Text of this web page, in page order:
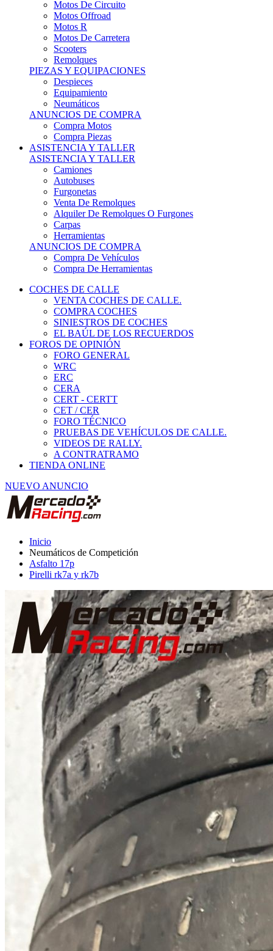
Motos R
Motos De Carretera
Scooters
Remolques
PIEZAS Y EQUIPACIONES
Despieces
Equipamiento
Neumáticos
ANUNCIOS DE COMPRA
Compra Motos
Compra Piezas
ASISTENCIA Y TALLER
ASISTENCIA Y TALLER
Camiones
Autobuses
Furgonetas
Venta De Remolques
Alquiler De Remolques O Furgones
Carpas
Herramientas
ANUNCIOS DE COMPRA
Compra De Vehículos
Compra De Herramientas
COCHES DE CALLE
VENTA COCHES DE CALLE.
COMPRA COCHES
SINIESTROS DE COCHES
EL BAÚL DE LOS RECUERDOS
FOROS DE OPINIÓN
FORO GENERAL
WRC
ERC
CERA
CERT - CERTT
CET / CER
FORO TÉCNICO
PRUEBAS DE VEHÍCULOS DE CALLE.
VIDEOS DE RALLY.
A CONTRATRAMO
TIENDA ONLINE
NUEVO ANUNCIO
Neumáticos de Competición
Asfalto 17p
Pirelli rk7a y rk7b